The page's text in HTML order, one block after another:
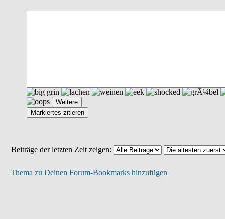
Beiträge der letzten Zeit zeigen:
Thema zu Deinen Forum-Bookmarks hinzufügen